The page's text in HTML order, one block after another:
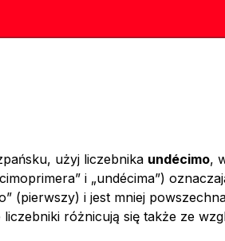
użyj liczebnika undécimo,
i „undécima”)
(pierwszy) i jest mniej
różnicują się także ze